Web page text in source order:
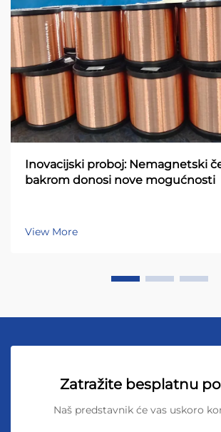
Inovacijski proboj: Nemagnetski
bakrom donosi nove mogućnosti
View More
Zatražite besplatnu
Naš predstavnik će vas uskoro